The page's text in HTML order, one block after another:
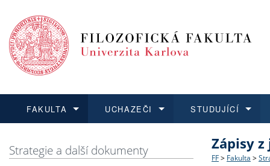
FAKULTA
Struktura
UCHAZEČI
Co
STUDUJÍCÍ
O vědě a
Aktuální
Strategie a další dokumenty Zápisy
FF > Fakulta >